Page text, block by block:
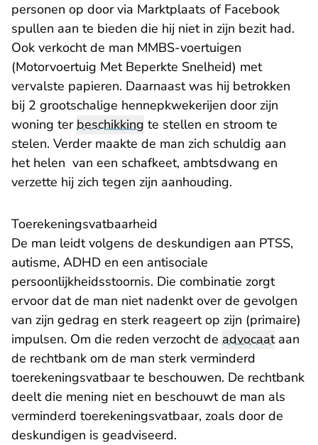
personen op door via Marktplaats of Facebook
spullen aan te bieden die hij niet in zijn bezit had.
Ook verkocht de man MMBS-voertuigen
(Motorvoertuig Met Beperkte Snelheid) met
vervalste papieren. Daarnaast was hij betrokken
bij 2 grootschalige hennepkwekerijen door zijn
woning terbeschikking te stellen en stroom te
stelen. Verder maakte de man zich schuldig aan
het helen van een schafkeet, ambtsdwang en
verzette hij zich tegen zijn aanhouding.
​Toerekeningsvatbaarheid
De man leidt volgens de deskundigen aan PTSS,
autisme, ADHD en een antisociale
persoonlijkheidsstoornis. Die combinatie zorgt
ervoor dat de man niet nadenkt over de gevolgen
van zijn gedrag en sterk reageert op zijn (primaire)
impulsen. Om die reden verzocht de advocaataan
de rechtbank om de man sterk verminderd
toerekeningsvatbaar te beschouwen. De rechtbank
deelt die mening niet en beschouwt de man als
verminderd toerekeningsvatbaar, zoals door de
deskundigen is geadviseerd.